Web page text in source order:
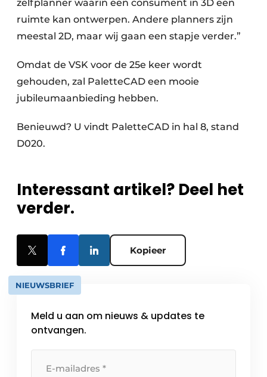
zelfplanner waarin een consument in 3D een
ruimte kan ontwerpen. Andere planners zijn
meestal 2D, maar wij gaan een stapje verder.”
Omdat de VSK voor de 25e keer wordt
gehouden, zal PaletteCAD een mooie
jubileumaanbieding hebben.
Benieuwd? U vindt PaletteCAD in hal 8, stand
D020.
Interessant artikel? Deel het
verder.
Kopieer
NIEUWSBRIEF
Meld u aan om nieuws & updates te
ontvangen.